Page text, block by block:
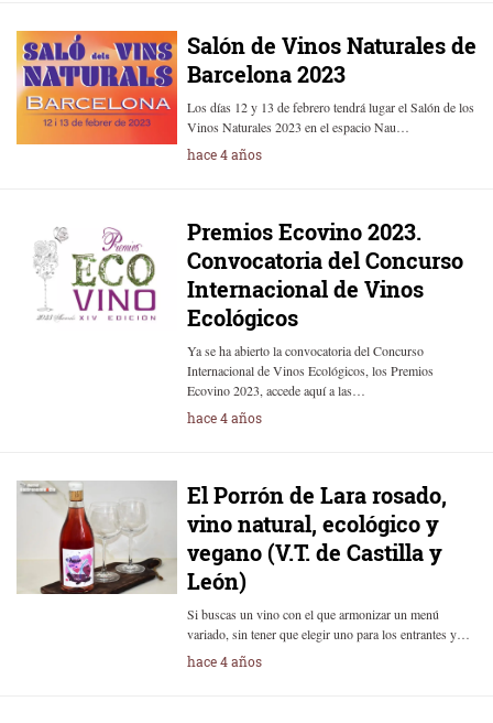
Salón de Vinos Naturales de
Barcelona 2023
Los días 12 y 13 de febrero tendrá lugar el Salón de los
Vinos Naturales 2023 en el espacio Nau…
hace 4 años
Premios Ecovino 2023.
Convocatoria del Concurso
Internacional de Vinos
Ecológicos
Ya se ha abierto la convocatoria del Concurso
Internacional de Vinos Ecológicos, los Premios
Ecovino 2023, accede aquí a las…
hace 4 años
El Porrón de Lara rosado,
vino natural, ecológico y
vegano (V.T. de Castilla y
León)
Si buscas un vino con el que armonizar un menú
variado, sin tener que elegir uno para los entrantes y…
hace 4 años